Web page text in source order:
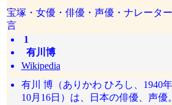
宝塚・女優・俳優・声優・ナレータ
言
1
有川博
Wikipedia
有川 博（ありかわ ひろし、1940
10月16日）は、日本の俳優、声優